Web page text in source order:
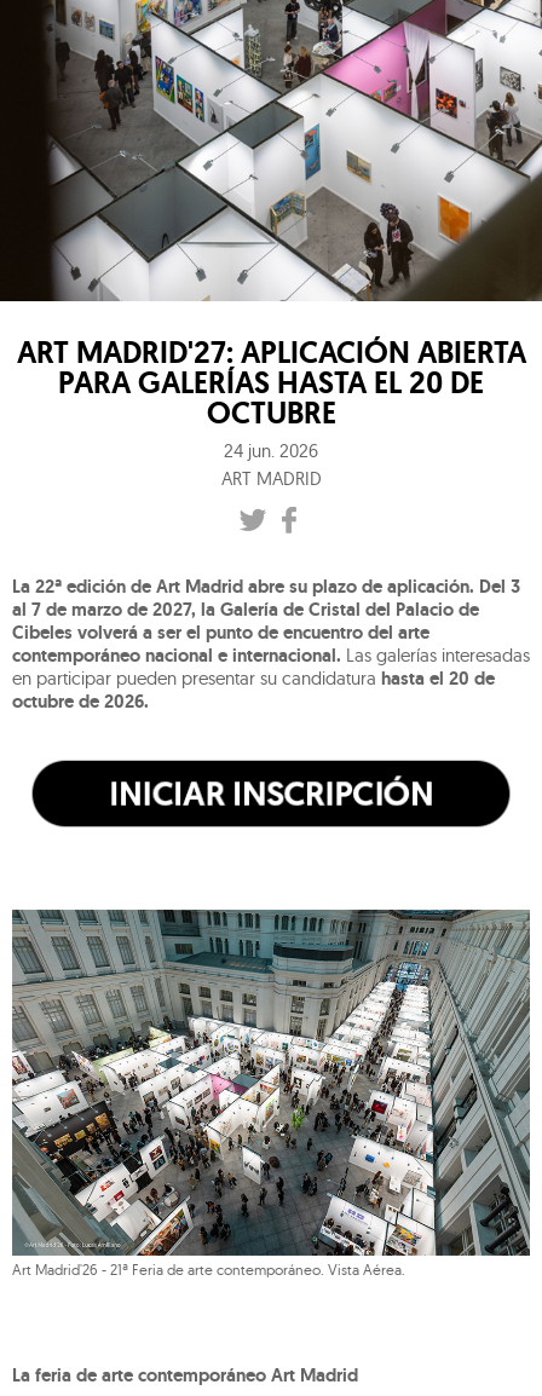
ART MADRID'27: APLICACIÓN ABIERTA
PARA GALERÍAS HASTA EL 20 DE
OCTUBRE
24 jun. 2026
ART MADRID
La 22ª edición de Art Madrid abre su plazo de aplicación. Del 3
al 7 de marzo de 2027, la Galería de Cristal del Palacio de
Cibeles volverá a ser el punto de encuentro del arte
contemporáneo nacional e internacional. Las galerías interesadas
en participar pueden presentar su candidatura hasta el 20 de
octubre de 2026.
Art Madrid'26 - 21ª Feria de arte contemporáneo. Vista Aérea.
La feria de arte contemporáneo Art Madrid